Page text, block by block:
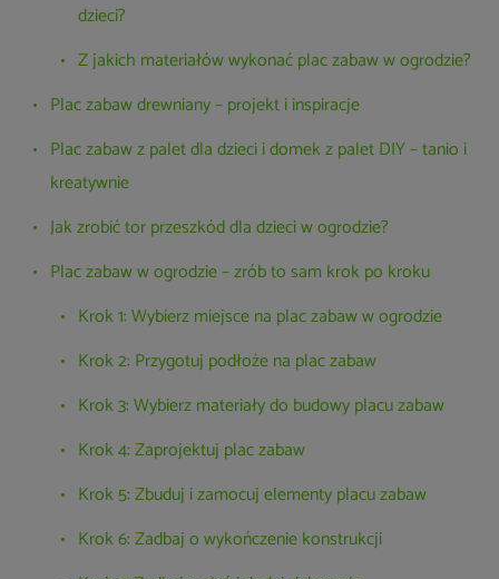
dzieci?
Z jakich materiałów wykonać plac zabaw w ogrodzie?
Plac zabaw drewniany – projekt i inspiracje
Plac zabaw z palet dla dzieci i domek z palet DIY – tanio i
kreatywnie
Jak zrobić tor przeszkód dla dzieci w ogrodzie?
Plac zabaw w ogrodzie – zrób to sam krok po kroku
Krok 1: Wybierz miejsce na plac zabaw w ogrodzie
Krok 2: Przygotuj podłoże na plac zabaw
Krok 3: Wybierz materiały do budowy placu zabaw
Krok 4: Zaprojektuj plac zabaw
Krok 5: Zbuduj i zamocuj elementy placu zabaw
Krok 6: Zadbaj o wykończenie konstrukcji